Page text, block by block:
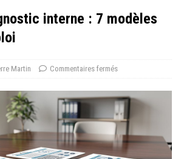
interne : 7 modèles
Martin Commentaires fermés